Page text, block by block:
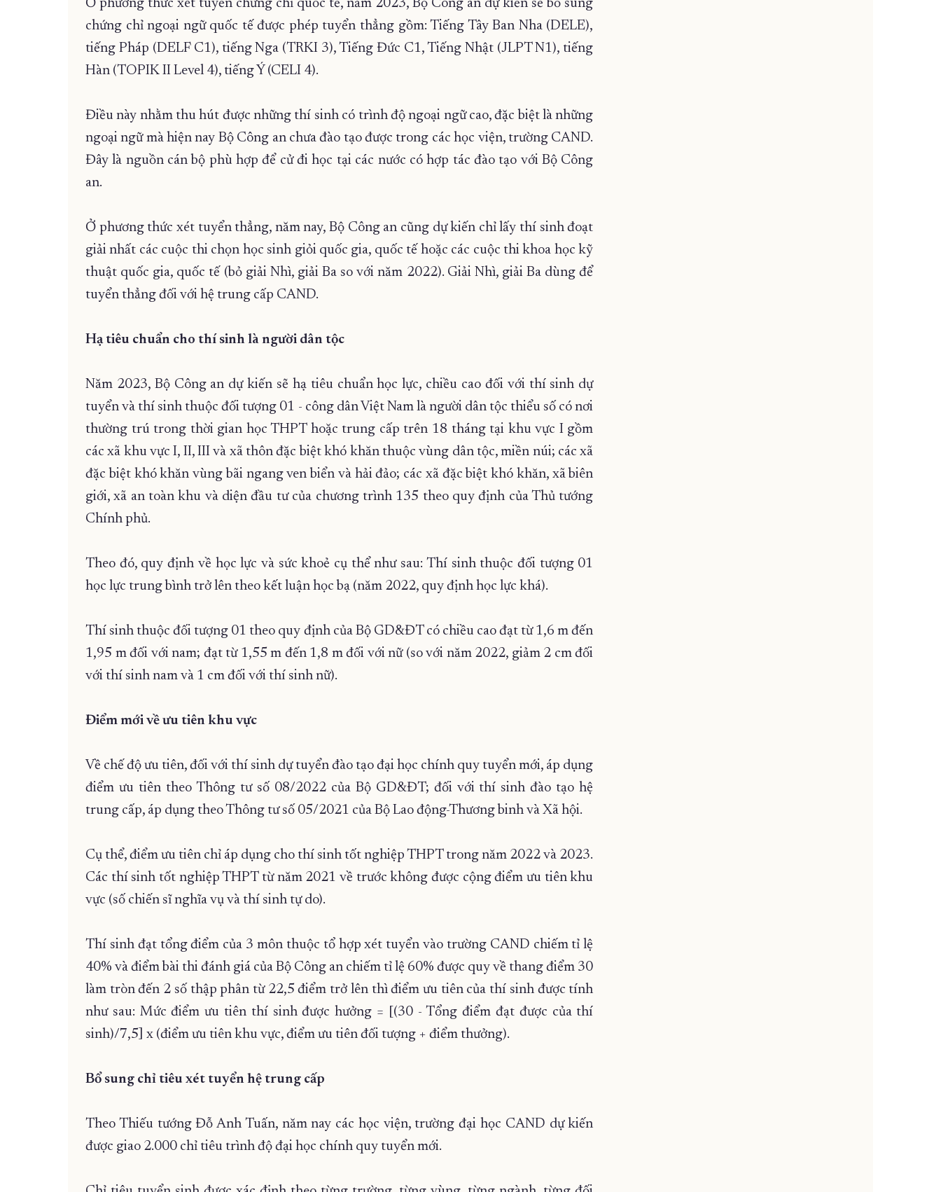
Ở phương thức xét tuyển chứng chỉ quốc tế, năm 2023, Bộ Công an dự kiến sẽ bổ sung
chứng chỉ ngoại ngữ quốc tế được phép tuyển thẳng gồm: Tiếng Tây Ban Nha (DELE),
tiếng Pháp (DELF C1), tiếng Nga (TRKI 3), Tiếng Đức C1, Tiếng Nhật (JLPT N1), tiếng
Hàn (TOPIK II Level 4), tiếng Ý (CELI 4).
Điều này nhằm thu hút được những thí sinh có trình độ ngoại ngữ cao, đặc biệt là những
ngoại ngữ mà hiện nay Bộ Công an chưa đào tạo được trong các học viện, trường CAND.
Đây là nguồn cán bộ phù hợp để cử đi học tại các nước có hợp tác đào tạo với Bộ Công
an.
Ở phương thức xét tuyển thẳng, năm nay, Bộ Công an cũng dự kiến chỉ lấy thí sinh đoạt
giải nhất các cuộc thi chọn học sinh giỏi quốc gia, quốc tế hoặc các cuộc thi khoa học kỹ
thuật quốc gia, quốc tế (bỏ giải Nhì, giải Ba so với năm 2022). Giải Nhì, giải Ba dùng để
tuyển thẳng đối với hệ trung cấp CAND.
Hạ tiêu chuẩn cho thí sinh là người dân tộc
Năm 2023, Bộ Công an dự kiến sẽ hạ tiêu chuẩn học lực, chiều cao đối với thí sinh dự
tuyển và thí sinh thuộc đối tượng 01 - công dân Việt Nam là người dân tộc thiểu số có nơi
thường trú trong thời gian học THPT hoặc trung cấp trên 18 tháng tại khu vực I gồm
các xã khu vực I, II, III và xã thôn đặc biệt khó khăn thuộc vùng dân tộc, miền núi; các xã
đặc biệt khó khăn vùng bãi ngang ven biển và hải đảo; các xã đặc biệt khó khăn, xã biên
giới, xã an toàn khu và diện đầu tư của chương trình 135 theo quy định của Thủ tướng
Chính phủ.
Theo đó, quy định về học lực và sức khoẻ cụ thể như sau: Thí sinh thuộc đối tượng 01
học lực trung bình trở lên theo kết luận học bạ (năm 2022, quy định học lực khá).
Thí sinh thuộc đối tượng 01 theo quy định của Bộ GD&ĐT có chiều cao đạt từ 1,6 m đến
1,95 m đối với nam; đạt từ 1,55 m đến 1,8 m đối với nữ (so với năm 2022, giảm 2 cm đối
với thí sinh nam và 1 cm đối với thí sinh nữ).
Điểm mới về ưu tiên khu vực
Về chế độ ưu tiên, đối với thí sinh dự tuyển đào tạo đại học chính quy tuyển mới, áp dụng
điểm ưu tiên theo Thông tư số 08/2022 của Bộ GD&ĐT; đối với thí sinh đào tạo hệ
trung cấp, áp dụng theo Thông tư số 05/2021 của Bộ Lao động-Thương binh và Xã hội.
Cụ thể, điểm ưu tiên chỉ áp dụng cho thí sinh tốt nghiệp THPT trong năm 2022 và 2023.
Các thí sinh tốt nghiệp THPT từ năm 2021 về trước không được cộng điểm ưu tiên khu
vực (số chiến sĩ nghĩa vụ và thí sinh tự do).
Thí sinh đạt tổng điểm của 3 môn thuộc tổ hợp xét tuyển vào trường CAND chiếm tỉ lệ
40% và điểm bài thi đánh giá của Bộ Công an chiếm tỉ lệ 60% được quy về thang điểm 30
làm tròn đến 2 số thập phân từ 22,5 điểm trở lên thì điểm ưu tiên của thí sinh được tính
như sau: Mức điểm ưu tiên thí sinh được hưởng = [(30 - Tổng điểm đạt được của thí
sinh)/7,5] x (điểm ưu tiên khu vực, điểm ưu tiên đối tượng + điểm thưởng).
Bổ sung chỉ tiêu xét tuyển hệ trung cấp
Theo Thiếu tướng Đỗ Anh Tuấn, năm nay các học viện, trường đại học CAND dự kiến
được giao 2.000 chỉ tiêu trình độ đại học chính quy tuyển mới.